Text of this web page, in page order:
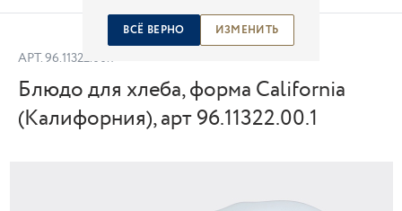
ВСЁ ВЕРНО ИЗМЕНИТЬ
АРТ.96.11322.00.1
Блюдо для хлеба, форма California
(Калифорния), арт 96.11322.00.1